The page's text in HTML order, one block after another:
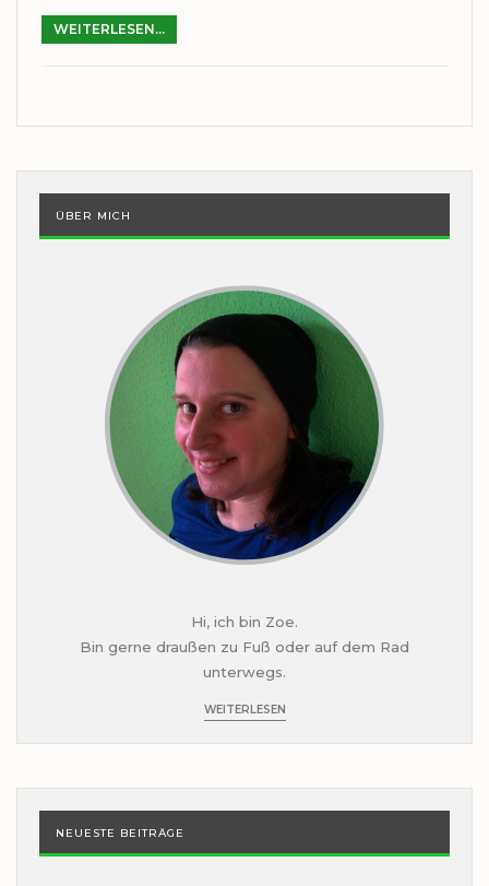
WEITERLESEN...
ÜBER MICH
Hi, ich bin Zoe.
Bin gerne draußen zu Fuß oder auf dem Rad
unterwegs.
WEITERLESEN
NEUESTE BEITRÄGE